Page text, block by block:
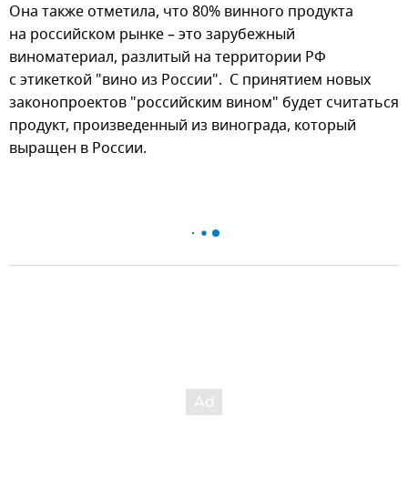
Она также отметила, что 80% винного продукта
на российском рынке – это зарубежный
виноматериал, разлитый на территории РФ
с этикеткой "вино из России". С принятием новых
законопроектов "российским вином" будет считаться
продукт, произведенный из винограда, который
выращен в России.